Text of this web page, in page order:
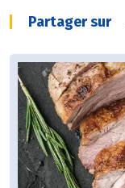
Partager sur